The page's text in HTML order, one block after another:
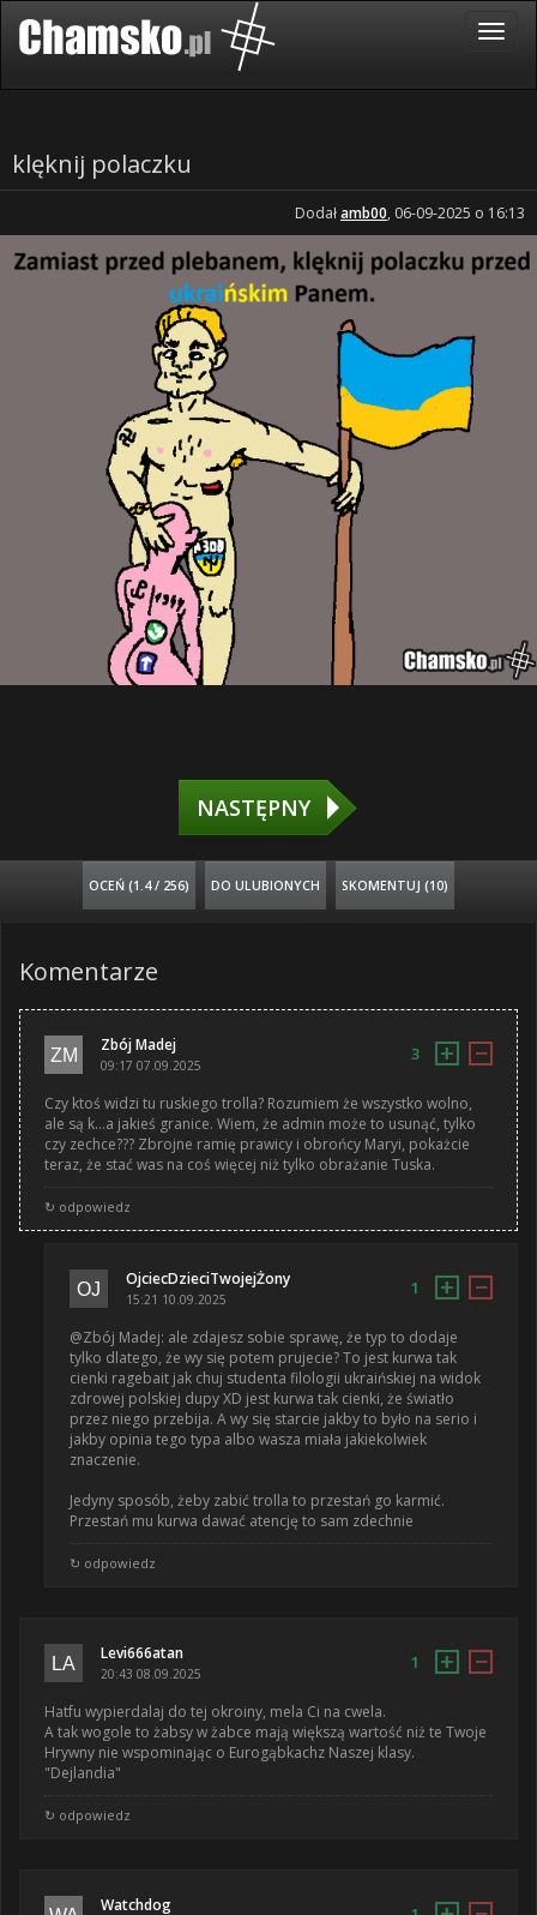
klęknij polaczku
Dodałamb00, 06-09-2025 o 16:13
NASTĘPNY
OCEŃ (1.4 / 256) DO ULUBIONYCH SKOMENTUJ (10)
Komentarze
Zbój Madej
09:17 07.09.2025
3 + −
Czy ktoś widzi tu ruskiego trolla? Rozumiem że wszystko wolno,
ale są k...a jakieś granice. Wiem, że admin może to usunąć, tylko
czy zechce??? Zbrojne ramię prawicy i obrońcy Maryi, pokażcie
teraz, że stać was na coś więcej niż tylko obrażanie Tuska.
↻ odpowiedz
OjciecDzieciTwojejŻony
15:21 10.09.2025
1 + −
@Zbój Madej: ale zdajesz sobie sprawę, że typ to dodaje
tylko dlatego, że wy się potem prujecie? To jest kurwa tak
cienki ragebait jak chuj studenta filologii ukraińskiej na widok
zdrowej polskiej dupy XD jest kurwa tak cienki, że światło
przez niego przebija. A wy się starcie jakby to było na serio i
jakby opinia tego typa albo wasza miała jakiekolwiek
znaczenie.
Jedyny sposób, żeby zabić trolla to przestań go karmić.
Przestań mu kurwa dawać atencję to sam zdechnie
↻ odpowiedz
Levi666atan
20:43 08.09.2025
1 + −
Hatfu wypierdalaj do tej okroiny, mela Ci na cwela.
A tak wogole to żabsy w żabce mają większą wartość niż te Twoje
Hrywny nie wspominając o Eurogąbkachz Naszej klasy.
"Dejlandia"
↻ odpowiedz
Watchdog